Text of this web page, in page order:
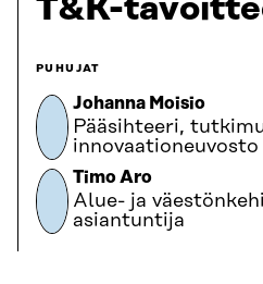
T&K-
PUHUJAT
Johanna Moisio
Pääsihteeri,
innovaationeuvosto
Timo Aro
Alue- ja
asiantuntija